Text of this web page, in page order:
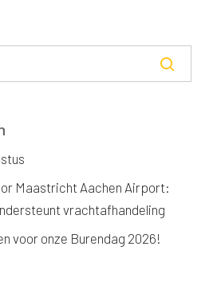
Maastricht Aachen Airport:
vrachtafhandeling
voor onze Burendag 2026!